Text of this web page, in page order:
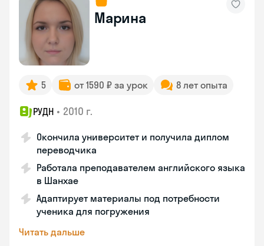
Марина
5 от 1590 ₽ за урок 8 лет опыта
РУДН • 2010 г.
Окончила университет и получила диплом
переводчика
Работала преподавателем английского языка
в Шанхае
Адаптирует материалы под потребности
ученика для погружения
Читать дальше